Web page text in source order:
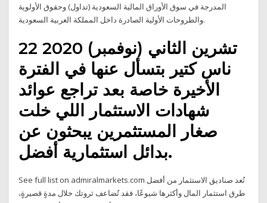
المدرجة في سوق الأوراق المالية السعودية (تداول) وحقوق الأولوية
والطروحات الأولية الصادرة داخل المملكة العربية السعودية.
22 تشرين الثاني (نوفمبر) 2020
ناس كتير بتسأل عنها في الفترة
الأخيرة خاصة بعد تراجع عوائد
شهادات الاستثمار اللي خلت
صغار المستثمرين يبحثون عن
بدائل استثمارية أفضل.
See full list on admiralmarkets.com تُعد صناديق الاستثمار من أفضل
طرق استثمار المال وأكثرها شيوعًا، فقد تُضاعف ثروتك خلال مدةٍ قصيرةٍ،